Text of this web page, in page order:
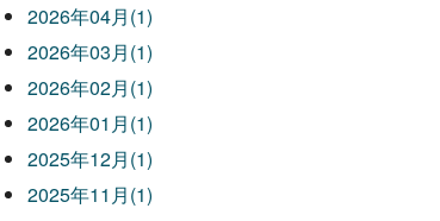
2026年04月(1)
2026年03月(1)
2026年02月(1)
2026年01月(1)
2025年12月(1)
2025年11月(1)